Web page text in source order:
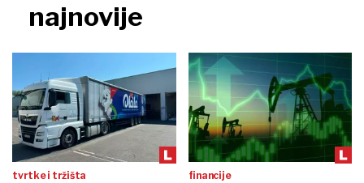
najnovije
tvrtke i tržišta financije